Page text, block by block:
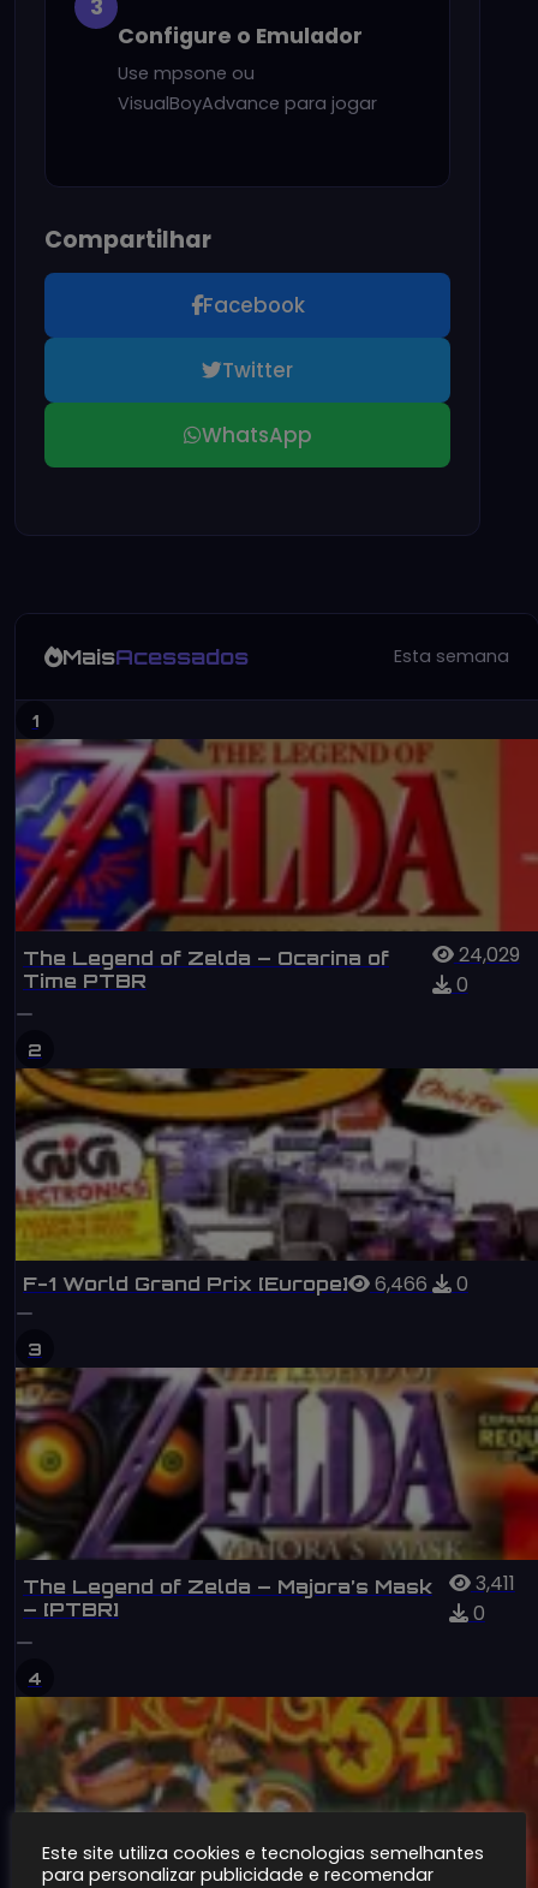
3
Configure o Emulador
Use mpsone ou
VisualBoyAdvance para jogar
Compartilhar
Facebook
Twitter
WhatsApp
MaisAcessados Esta semana
1
The Legend of Zelda – Ocarina of
Time PTBR
24,029
0
2
F-1 World Grand Prix [Europe] 6,466 0
3
The Legend of Zelda – Majora’s Mask
– [PTBR]
3,411
0
4
Este site utiliza cookies e tecnologias semelhantes
para personalizar publicidade e recomendar